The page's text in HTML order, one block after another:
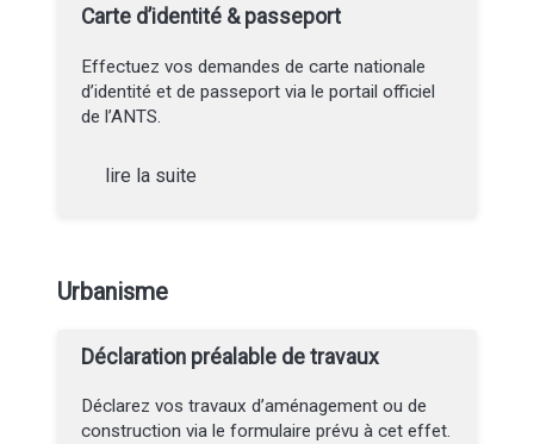
Carte d’identité & passeport
Effectuez vos demandes de carte nationale
d’identité et de passeport via le portail officiel
de l’ANTS.
lire la suite
Urbanisme
Déclaration préalable de travaux
Déclarez vos travaux d’aménagement ou de
construction via le formulaire prévu à cet effet.